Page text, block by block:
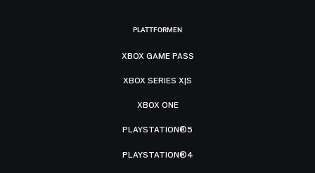
PLATTFORMEN
XBOX GAME PASS
XBOX SERIES X|S
XBOX ONE
PLAYSTATION®5
PLAYSTATION®4